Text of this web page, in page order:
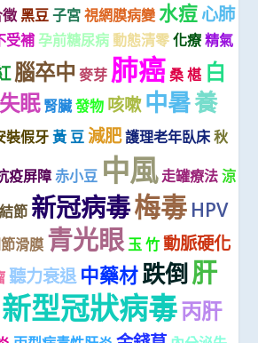
黑豆 子宮 視網膜病變 水痘心肺
受補 孕前糖尿病 動態清零 化療 精氣
腦卒中 麥芽 肺癌 桑 椹 白
失眠 腎臟發物 咳嗽 中暑養
裝假牙 黃 豆 減肥護理老年臥床 秋
疫屏障 赤小豆 中風 走罐療法 涼
節 新冠病毒梅毒 HPV
滑膜 青光眼玉 竹 動脈硬化
聽力衰退 中藥材跌倒肝
新型冠狀病毒丙肝